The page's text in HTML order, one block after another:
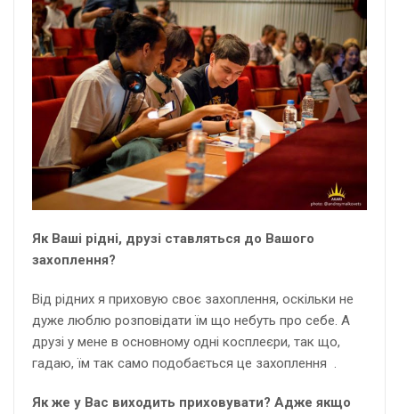
Як Ваші рідні, друзі ставляться до Вашого
захоплення?
Від рідних я приховую своє захоплення, оскільки не
дуже люблю розповідати їм що небуть про себе. А
друзі у мене в основному одні косплеєри, так що,
гадаю, їм так само подобається це захоплення .
Як же у Вас виходить приховувати? Адже якщо